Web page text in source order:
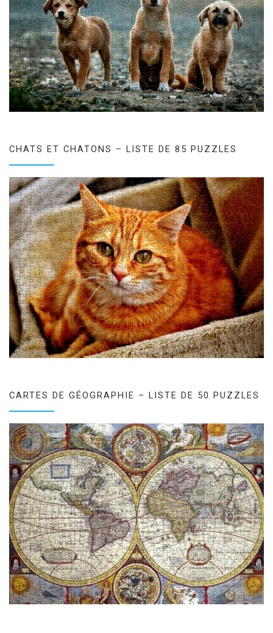
CHATS ET CHATONS – LISTE DE 85 PUZZLES
CARTES DE GÉOGRAPHIE – LISTE DE 50 PUZZLES